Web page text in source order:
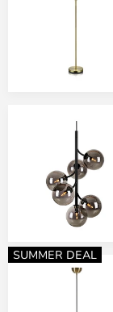
SUMMER DEAL